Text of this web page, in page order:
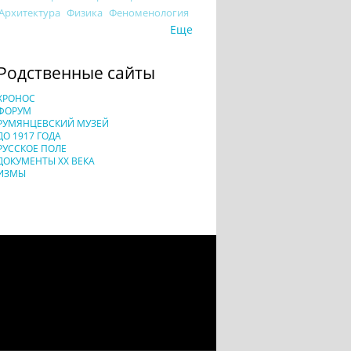
Физика Феноменология
Еще
сайты
МУЗЕЙ
1917 ГОДА
ПОЛЕ
XX ВЕКА